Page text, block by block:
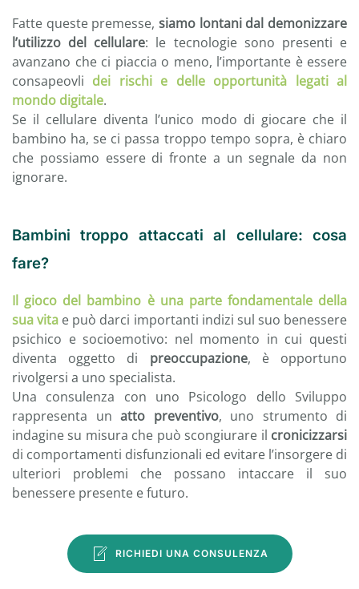
Fatte queste premesse, siamo lontani dal demonizzare
l’utilizzo del cellulare: le tecnologie sono presenti e
avanzano che ci piaccia o meno, l’importante è essere
consapeovli dei rischi e delle opportunità legati al
mondo digitale.
Se il cellulare diventa l’unico modo di giocare che il
bambino ha, se ci passa troppo tempo sopra, è chiaro
che possiamo essere di fronte a un segnale da non
ignorare.
Bambini troppo attaccati al cellulare: cosa
fare?
Il gioco del bambino è una parte fondamentale della
sua vita e può darci importanti indizi sul suo benessere
psichico e socioemotivo: nel momento in cui questi
diventa oggetto di preoccupazione, è opportuno
rivolgersi a uno specialista.
Una consulenza con uno Psicologo dello Sviluppo
rappresenta un atto preventivo, uno strumento di
indagine su misura che può scongiurare il cronicizzarsi
di comportamenti disfunzionali ed evitare l’insorgere di
ulteriori problemi che possano intaccare il suo
benessere presente e futuro.
RICHIEDI UNA CONSULENZA